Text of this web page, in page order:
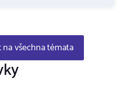
všechna témata